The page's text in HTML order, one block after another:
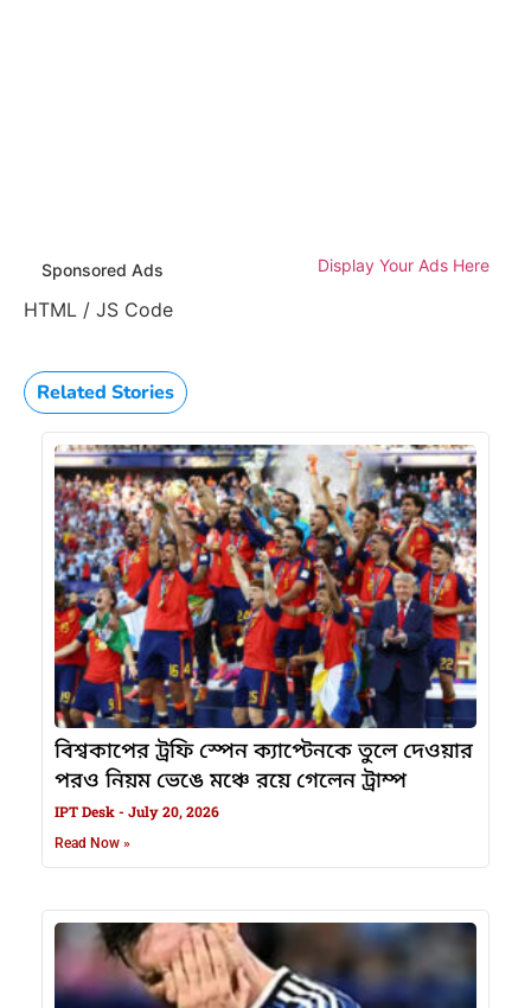
Sponsored Ads Display Your Ads Here
HTML / JS Code
Related Stories
বিশ্বকাপের ট্রফি স্পেন ক্যাপ্টেনকে তুলে দেওয়ার
পরও নিয়ম ভেঙে মঞ্চে রয়ে গেলেন ট্রাম্প
IPT Desk July 20, 2026
Read Now »